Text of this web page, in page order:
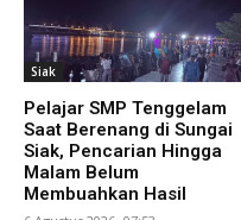
Siak
Pelajar SMP Tenggelam
Saat Berenang di Sungai
Siak, Pencarian Hingga
Malam Belum
Membuahkan Hasil